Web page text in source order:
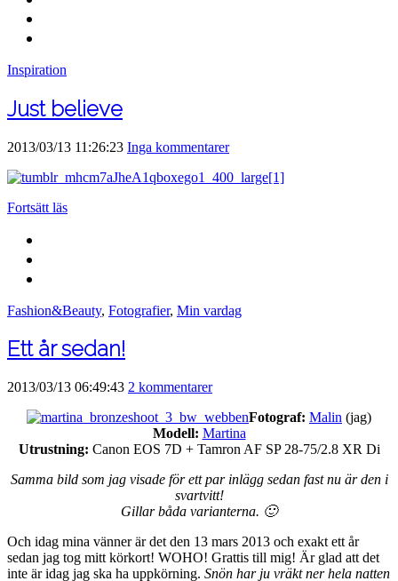
Inspiration
Just believe
2013/03/13 11:26:23 Inga kommentarer
Fortsätt läs
Fashion&Beauty, Fotografier, Min vardag
Ett år sedan!
2013/03/13 06:49:43 2 kommentarer
Fotograf: Malin (jag)
Modell: Martina
Utrustning: Canon EOS 7D + Tamron AF SP 28-75/2.8 XR Di
Samma bild som jag visade för ett par inlägg sedan fast nu är den i
svartvitt!
Gillar båda varianterna. 🙂
Och idag mina vänner är det den 13 mars 2013 och exakt ett år
sedan jag tog mitt körkort! WOHO! Grattis till mig! Är glad att det
inte är idag jag ska ha uppkörning. Snön har ju vräkt ner hela natten